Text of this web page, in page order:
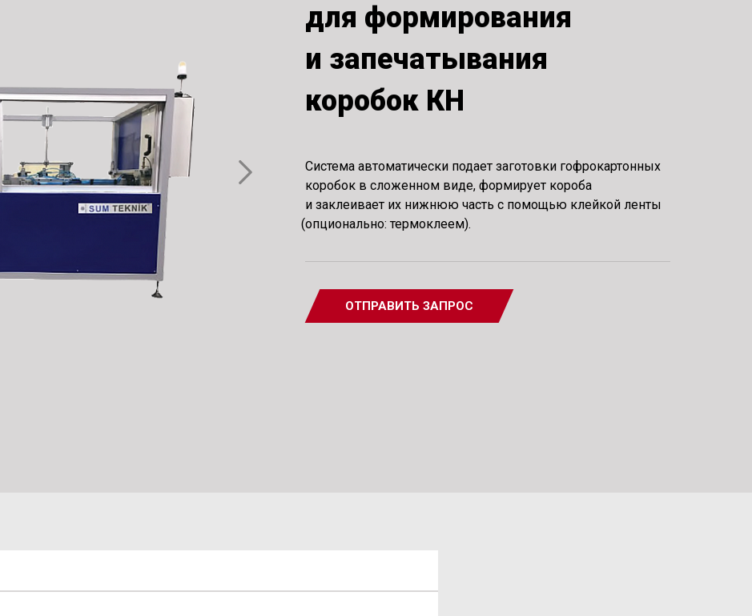
для формирования
и запечатывания
коробок КН
Система автоматически подает заготовки гофрокартонных
коробок в сложенном виде, формирует короба
и заклеивает их нижнюю часть с помощью клейкой ленты
(опционально: термоклеем).
ОТПРАВИТЬ ЗАПРОС